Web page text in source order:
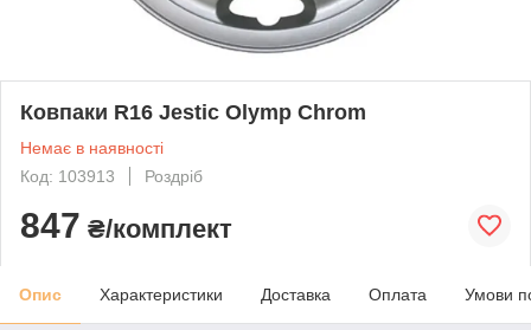
Ковпаки R16 Jestic Olymp Chrom
Немає в наявності
Код: 103913
Роздріб
847 ₴/комплект
Опис Характеристики Доставка Оплата Умови